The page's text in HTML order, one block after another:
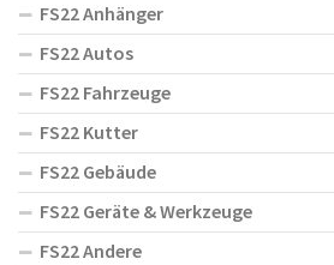
FS22 Anhänger
FS22 Autos
FS22 Fahrzeuge
FS22 Kutter
FS22 Gebäude
FS22 Geräte & Werkzeuge
FS22 Andere